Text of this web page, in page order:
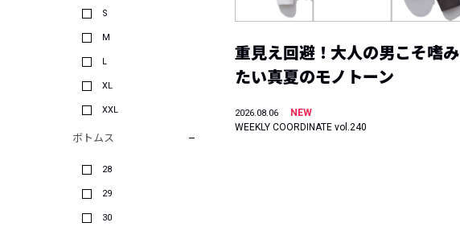
S
M
L
XL
XXL
ボトムス
28
29
30
重見え回避！大人の男こそ嗜み
たい真夏のモノトーン
2026.08.06
NEW
WEEKLY COORDINATE vol.240